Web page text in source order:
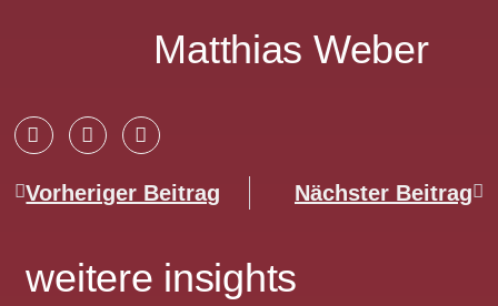
Matthias Weber
Vorheriger Beitrag Nächster Beitrag
weitere insights